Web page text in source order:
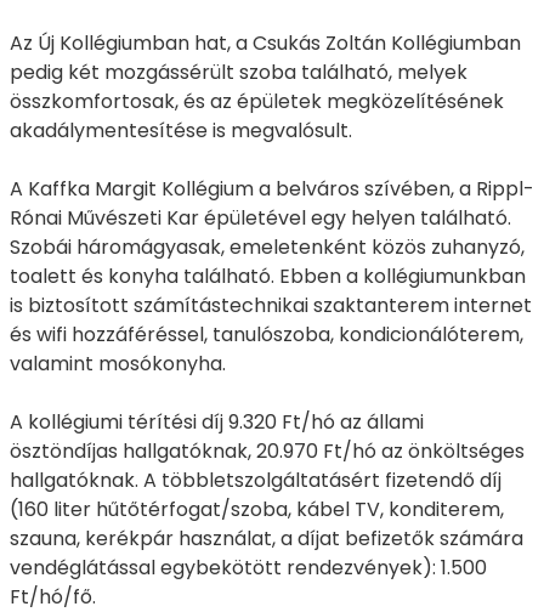
Az Új Kollégiumban hat, a Csukás Zoltán Kollégiumban
pedig két mozgássérült szoba található, melyek
összkomfortosak, és az épületek megközelítésének
akadálymentesítése is megvalósult.
A Kaffka Margit Kollégium a belváros szívében, a Rippl-
Rónai Művészeti Kar épületével egy helyen található.
Szobái háromágyasak, emeletenként közös zuhanyzó,
toalett és konyha található. Ebben a kollégiumunkban
is biztosított számítástechnikai szaktanterem internet
és wifi hozzáféréssel, tanulószoba, kondicionálóterem,
valamint mosókonyha.
A kollégiumi térítési díj 9.320 Ft/hó az állami
ösztöndíjas hallgatóknak, 20.970 Ft/hó az önköltséges
hallgatóknak. A többletszolgáltatásért fizetendő díj
(160 liter hűtőtérfogat/szoba, kábel TV, konditerem,
szauna, kerékpár használat, a díjat befizetők számára
vendéglátással egybekötött rendezvények): 1.500
Ft/hó/fő.